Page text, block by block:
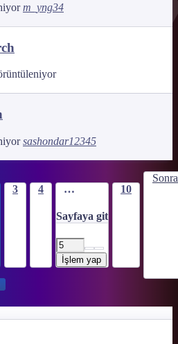
m_yng34
sashondar12345
3 4 …
Sayfaya git
İşlem yap
10